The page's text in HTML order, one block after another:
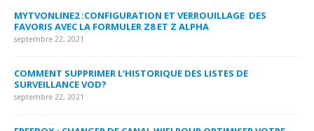
MYTVONLINE2 :CONFIGURATION ET VERROUILLAGE DES
FAVORIS AVEC LA FORMULER Z8 ET Z ALPHA
septembre 22, 2021
COMMENT SUPPRIMER L’HISTORIQUE DES LISTES DE
SURVEILLANCE VOD?
septembre 22, 2021